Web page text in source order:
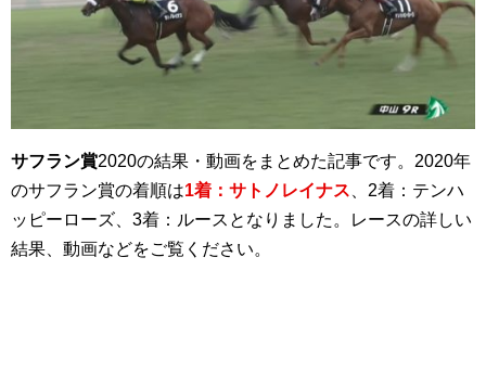
サフラン賞2020の結果・動画をまとめた記事です。2020年
のサフラン賞の着順は1着：サトノレイナス 、2着：テンハ
ッピーローズ、3着：ルースとなりました。レースの詳しい
結果、動画などをご覧ください。